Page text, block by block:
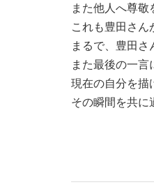
また他人へ尊敬
これも豊田さん
まるで、豊田さ
また最後の一
現在の自分を描
その瞬間を共に